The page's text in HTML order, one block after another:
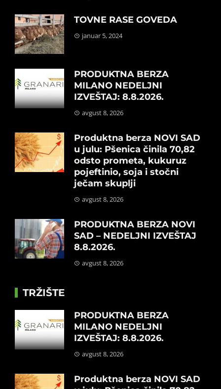
TOVNE RASE GOVEDA
januar 5, 2024
PRODUKTNA BERZA
MILANO NEDELJNI
IZVEŠTAJ: 8.8.2026.
avgust 8, 2026
Produktna berza NOVI SAD
u julu: Pšenica činila 70,82
odsto prometa, kukuruz
pojeftinio, soja i stočni
ječam skuplji
avgust 8, 2026
PRODUKTNA BERZA NOVI
SAD – NEDELJNI IZVEŠTAJ
8.8.2026.
avgust 8, 2026
TRŽIŠTE
PRODUKTNA BERZA
MILANO NEDELJNI
IZVEŠTAJ: 8.8.2026.
avgust 8, 2026
Produktna berza NOVI SAD